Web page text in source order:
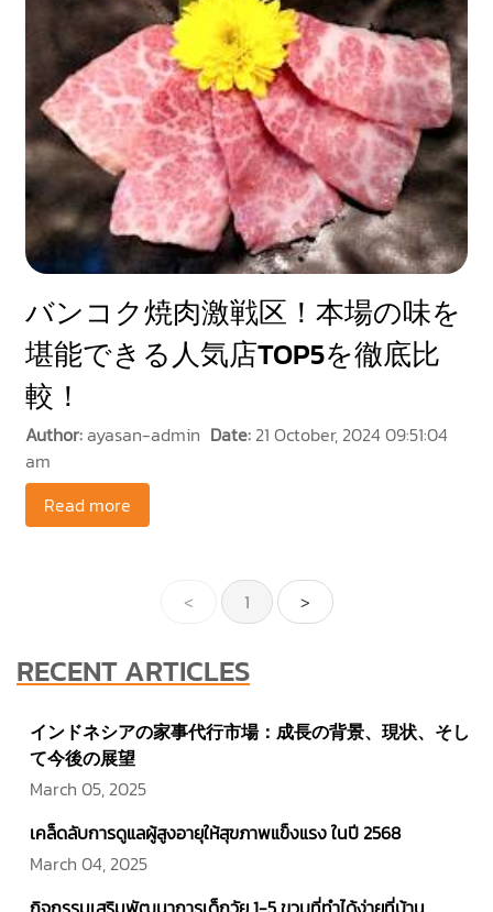
バンコク焼肉激戦区！本場の味を
堪能できる人気店TOP5を徹底比
較！
Author:ayasan-admin Date:21 October, 2024 09:51:04
am
Read more
< 1 >
RECENT ARTICLES
インドネシアの家事代行市場：成長の背景、現状、そし
て今後の展望
March 05, 2025
เคล็ดลับการดูแลผู้สูงอายุให้สุขภาพแข็งแรง ในปี 2568
March 04, 2025